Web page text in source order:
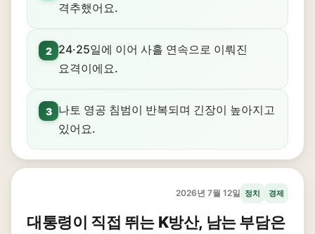
격추했어요.
2
24·25일에 이어 사흘 연속으로 이뤄진
요격이에요.
3
나토 영공 침범이 반복되며 긴장이 높아지고
있어요.
2026년 7월 12일 정치 경제
대통령이 직접 뛰는 K방산, 남는 부담은